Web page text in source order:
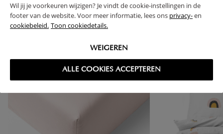
Wil jij je voorkeuren wijzigen? Je vindt de cookie-instellingen in de
footer van de website. Voor meer informatie, lees ons privacy-en
cookiebeleid. Toon cookiedetails.
WEIGEREN
ALLE COOKIES ACCEPTEREN
VAAK SAMEN GEKOCHT